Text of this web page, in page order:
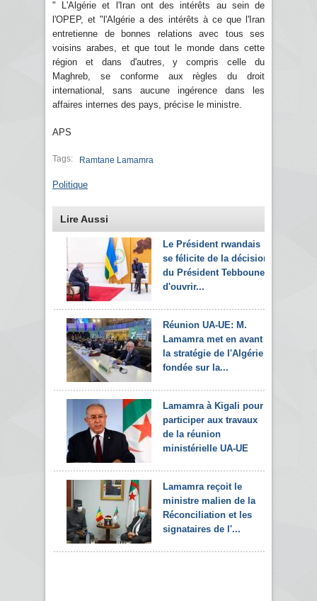
" L'Algérie et l'Iran ont des intérêts au sein de
l'OPEP, et "l'Algérie a des intérêts à ce que l'Iran
entretienne de bonnes relations avec tous ses
voisins arabes, et que tout le monde dans cette
région et dans d'autres, y compris celle du
Maghreb, se conforme aux règles du droit
international, sans aucune ingérence dans les
affaires internes des pays, précise le ministre.
APS
Tags: Ramtane Lamamra
Politique
Lire Aussi
Le Président rwandais
se félicite de la décision
du Président Tebboune
d'ouvrir...
Réunion UA-UE: M.
Lamamra met en avant
la stratégie de l'Algérie
fondée sur la...
Lamamra à Kigali pour
participer aux travaux
de la réunion
ministérielle UA-UE
Lamamra reçoit le
ministre malien de la
Réconciliation et les
signataires de l'...